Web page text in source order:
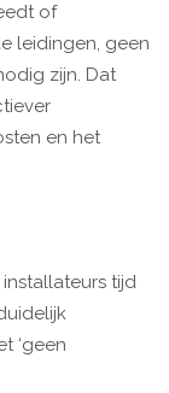
of
leidingen, geen
zijn. Dat
en het
tijd
‘geen